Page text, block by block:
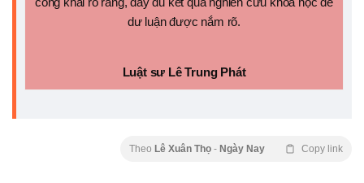
dư luận được nắm rõ.
Luật sư Lê Trung Phát
Theo Lê Xuân Thọ - Ngày Nay Copy link